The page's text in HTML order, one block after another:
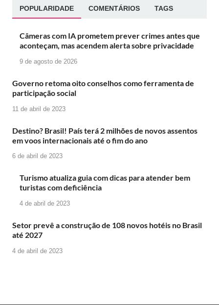
POPULARIDADE COMENTÁRIOS TAGS
Câmeras com IA prometem prever crimes antes que
aconteçam, mas acendem alerta sobre privacidade
9 de agosto de 2026
Governo retoma oito conselhos como ferramenta de
participação social
11 de abril de 2023
Destino? Brasil! País terá 2 milhões de novos assentos
em voos internacionais até o fim do ano
6 de abril de 2023
Turismo atualiza guia com dicas para atender bem
turistas com deficiência
4 de abril de 2023
Setor prevê a construção de 108 novos hotéis no Brasil
até 2027
4 de abril de 2023